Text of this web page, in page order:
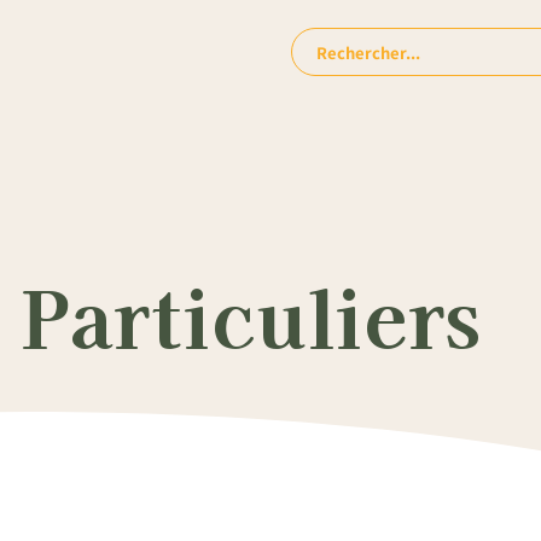
Rechercher:
Particuliers